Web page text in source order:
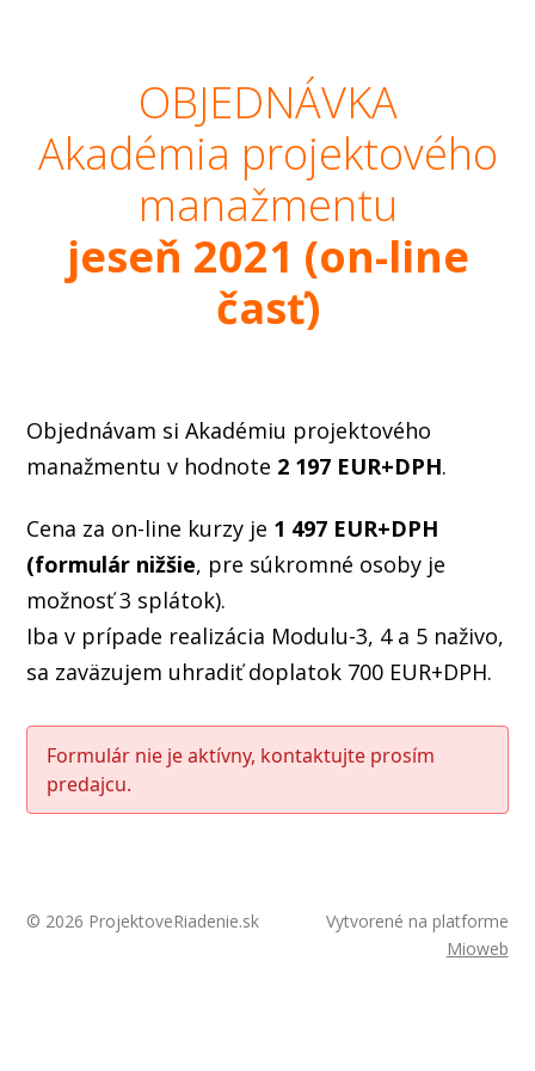
OBJEDNÁVKA
Akadémia projektového
manažmentu
jeseň 2021 (on-line
časť)
Objednávam si Akadémiu projektového
manažmentu v hodnote 2 197 EUR+DPH.
Cena za on-line kurzy je 1 497 EUR+DPH
(formulár nižšie, pre súkromné osoby je
možnosť 3 splátok).
Iba v prípade realizácia Modulu-3, 4 a 5 naživo,
sa zaväzujem uhradiť doplatok 700 EUR+DPH.
Formulár nie je aktívny, kontaktujte prosím
predajcu.
© 2026 ProjektoveRiadenie.sk
Vytvorené na platforme
Mioweb